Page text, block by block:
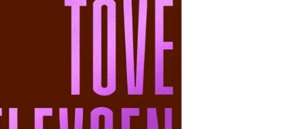
de små - 3-5 år
de mellemste - 6-7 år